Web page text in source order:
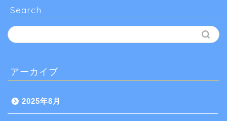
Search
アーカイブ
2025年8月